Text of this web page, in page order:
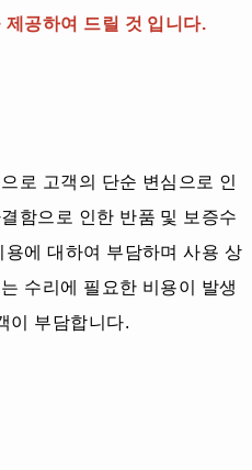
공하여 드릴 것 입니다.
로 고객의 단순 변심으로 인
함으로 인한 반품 및 보증수
에 대하여 부담하며 사용 상
수리에 필요한 비용이 발생
이 부담합니다.